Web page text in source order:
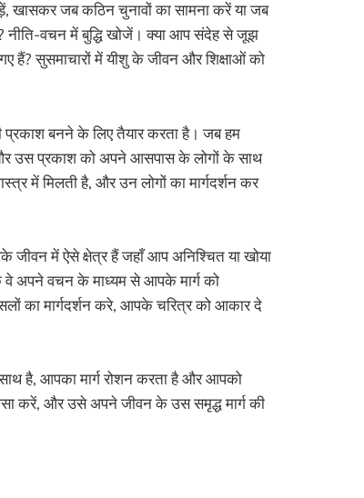
खासकर जब कठिन चुनावों का सामना करें या जब
वचन में बुद्धि खोजें। क्या आप संदेह से जूझ
हैं? सुसमाचारों में यीशु के जीवन और शिक्षाओं को
प्रकाश बनने के लिए तैयार करता है। जब हम
उस प्रकाश को अपने आसपास के लोगों के साथ
में मिलती है, और उन लोगों का मार्गदर्शन कर
में ऐसे क्षेत्र हैं जहाँ आप अनिश्चित या खोया
वे अपने वचन के माध्यम से आपके मार्ग को
का मार्गदर्शन करे, आपके चरित्र को आकार दे
है, आपका मार्ग रोशन करता है और आपको
करें, और उसे अपने जीवन के उस समृद्ध मार्ग की